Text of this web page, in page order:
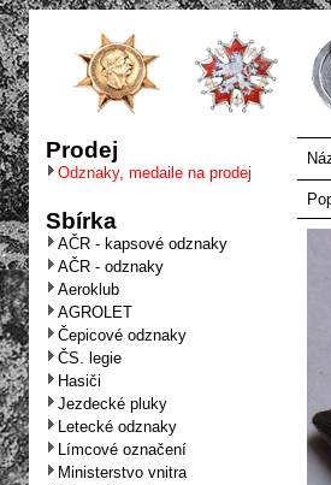
Prodej
Odznaky, medaile na prodej
Sbírka
AČR - kapsové odznaky
AČR - odznaky
Aeroklub
AGROLET
Čepicové odznaky
ČS. legie
Hasiči
Jezdecké pluky
Letecké odznaky
Límcové označení
Ministerstvo vnitra